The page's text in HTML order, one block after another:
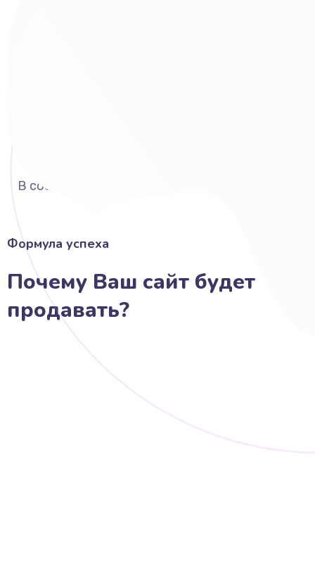
В соответствии со стандартами
Формула успеха
Почему Ваш сайт будет
продавать?